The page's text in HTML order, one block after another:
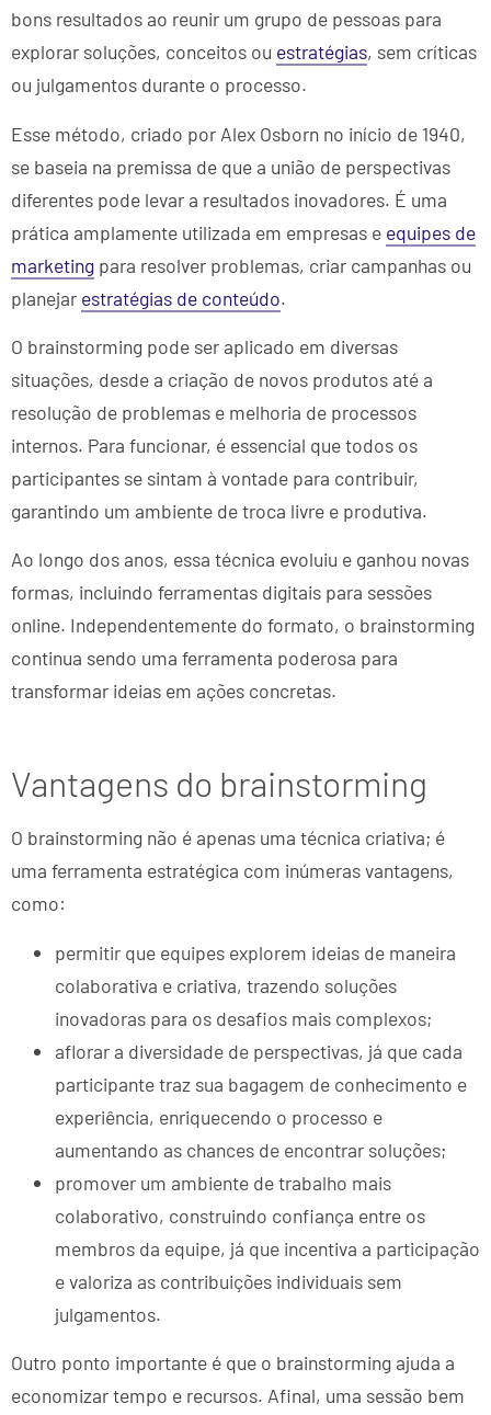
bons resultados ao reunir um grupo de pessoas para
explorar soluções, conceitos ou estratégias, sem críticas
ou julgamentos durante o processo.
Esse método, criado por Alex Osborn no início de 1940,
se baseia na premissa de que a união de perspectivas
diferentes pode levar a resultados inovadores. É uma
prática amplamente utilizada em empresas e equipes de
marketing para resolver problemas, criar campanhas ou
planejar estratégias de conteúdo.
O brainstorming pode ser aplicado em diversas
situações, desde a criação de novos produtos até a
resolução de problemas e melhoria de processos
internos. Para funcionar, é essencial que todos os
participantes se sintam à vontade para contribuir,
garantindo um ambiente de troca livre e produtiva.
Ao longo dos anos, essa técnica evoluiu e ganhou novas
formas, incluindo ferramentas digitais para sessões
online. Independentemente do formato, o brainstorming
continua sendo uma ferramenta poderosa para
transformar ideias em ações concretas.
Vantagens do brainstorming
O brainstorming não é apenas uma técnica criativa; é
uma ferramenta estratégica com inúmeras vantagens,
como:
permitir que equipes explorem ideias de maneira
colaborativa e criativa, trazendo soluções
inovadoras para os desafios mais complexos;
aflorar a diversidade de perspectivas, já que cada
participante traz sua bagagem de conhecimento e
experiência, enriquecendo o processo e
aumentando as chances de encontrar soluções;
promover um ambiente de trabalho mais
colaborativo, construindo confiança entre os
membros da equipe, já que incentiva a participação
e valoriza as contribuições individuais sem
julgamentos.
Outro ponto importante é que o brainstorming ajuda a
economizar tempo e recursos. Afinal, uma sessão bem